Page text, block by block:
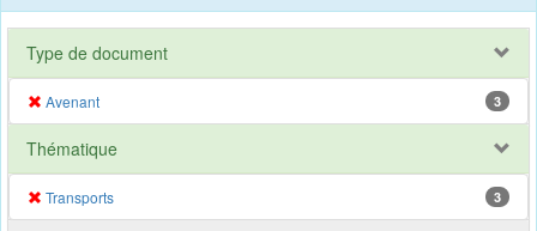
Type de document
Avenant 3
Thématique
Transports 3